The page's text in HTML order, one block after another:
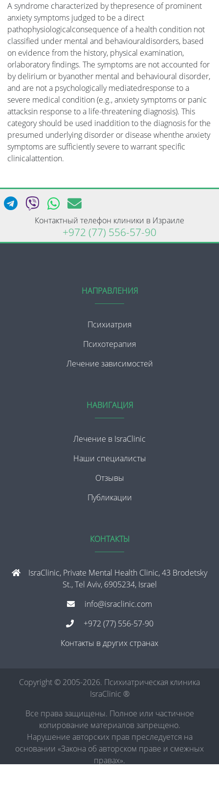
A syndrome characterized by thepresence of prominent
anxiety symptoms judged to be a direct
pathophysiologicalconsequence of a health condition not
classified under mental and behaviouraldisorders, based
on evidence from the history, physical examination,
orlaboratory findings. The symptoms are not accounted for
by delirium or byanother mental and behavioural disorder,
and are not a psychologically mediatedresponse to a
severe medical condition (e.g., anxiety symptoms or panic
attacksin response to a life-threatening diagnosis). This
category should be used inaddition to the diagnosis for the
presumed underlying disorder or disease whenthe anxiety
symptoms are sufficiently severe to warrant specific
clinicalattention.
Контактный телефон клиники в Израиле
+972 (77) 556-57-90
НАПРАВЛЕНИЯ
Психиатрия
Психотерапия
Лечение зависимостей
НАВИГАЦИЯ
Лечение в IsraClinic
Наши специалисты
Отзывы
Публикации
КОНТАКТЫ
IsraClinic, Private Mental Health Clinic, 43 Brodetsky
St., Tel Aviv, 6905234, Israel
info@israclinic.com
+972 (77) 556-57-90
Контакты в других странах
Copyright © 2005-2026. Психиатрическая клиника
IsraClinic ®
Все права защищены. Полное или частичное
копирование материалов запрещено.
Нарушение авторских прав преследуется на
основании «Закона об авторском праве и смежных
правах».